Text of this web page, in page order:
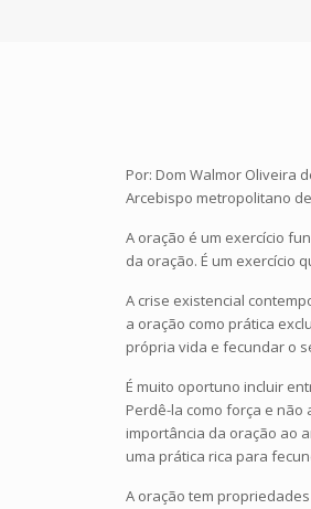
Por: Dom Walmor Oliveira
Arcebispo metropolitano
A oração é um exercício
da oração. É um exercício
A crise existencial
a oração como prática
própria vida e fecundar o
É muito oportuno incluir
Perdê-la como força e
importância da oração ao
uma prática rica para
A oração tem